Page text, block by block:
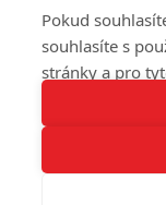
Tato stránka
© 2016 – 2026
Pokud
souhlasíte s
stránky a pro
odmítnout, ale
nebudou k
Vaše volby
tuto webovou